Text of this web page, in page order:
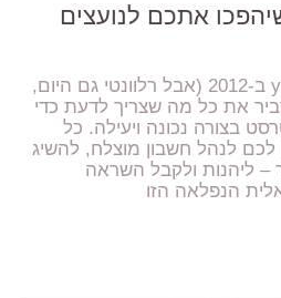
אתכם לנועצים
מאמר שכתבתי עבור ynet ב-2012 (אבל רלוונטי גם היום,
את כל מה שצריך לדעת כדי
בצורה נכונה ויעילה. כל
לכם לנהל חשבון מוצלח, להשיג
– ליהנות ולקבל השראה
הנפלאה הזו